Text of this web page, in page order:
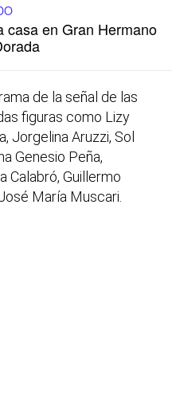
casa en Gran Hermano
de la señal de las
figuras como Lizy
Jorgelina Aruzzi, Sol
Genesio Peña,
Calabró, Guillermo
María Muscari.